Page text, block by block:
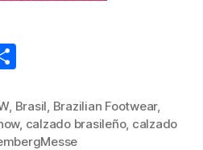
m
p
, Brasil Brazilian Footwear,
, calzado brasileño, calzado